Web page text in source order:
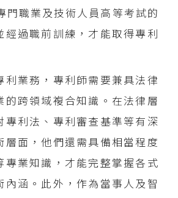
門職業及技術人員高等考試的
經過職前訓練，才能取得專利
利業務，專利師需要兼具法律
的跨領域複合知識。在法律層
專利法、專利審查基準等有深
層面，他們還需具備相當程度
專業知識，才能完整掌握各式
內涵。此外，作為當事人及智